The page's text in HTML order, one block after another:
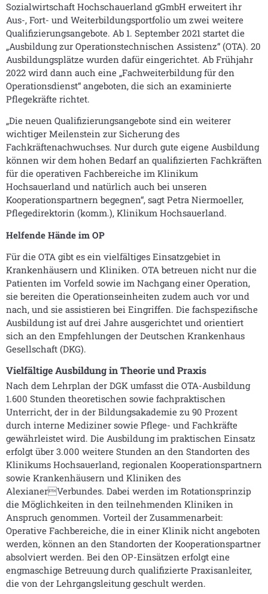
Sozialwirtschaft Hochschauerland gGmbH erweitert ihr
Aus-, Fort- und Weiterbildungsportfolio um zwei weitere
Qualifizierungsangebote. Ab 1. September 2021 startet die
„Ausbildung zur Operationstechnischen Assistenz“ (OTA). 20
Ausbildungsplätze wurden dafür eingerichtet. Ab Frühjahr
2022 wird dann auch eine „Fachweiterbildung für den
Operationsdienst“ angeboten, die sich an examinierte
Pflegekräfte richtet.
„Die neuen Qualifizierungsangebote sind ein weiterer
wichtiger Meilenstein zur Sicherung des
Fachkräftenachwuchses. Nur durch gute eigene Ausbildung
können wir dem hohen Bedarf an qualifizierten Fachkräften
für die operativen Fachbereiche im Klinikum
Hochsauerland und natürlich auch bei unseren
Kooperationspartnern begegnen“, sagt Petra Niermoeller,
Pflegedirektorin (komm.), Klinikum Hochsauerland.
Helfende Hände im OP
Für die OTA gibt es ein vielfältiges Einsatzgebiet in
Krankenhäusern und Kliniken. OTA betreuen nicht nur die
Patienten im Vorfeld sowie im Nachgang einer Operation,
sie bereiten die Operationseinheiten zudem auch vor und
nach, und sie assistieren bei Eingriffen. Die fachspezifische
Ausbildung ist auf drei Jahre ausgerichtet und orientiert
sich an den Empfehlungen der Deutschen Krankenhaus
Gesellschaft (DKG).
Vielfältige Ausbildung in Theorie und Praxis
Nach dem Lehrplan der DGK umfasst die OTA-Ausbildung
1.600 Stunden theoretischen sowie fachpraktischen
Unterricht, der in der Bildungsakademie zu 90 Prozent
durch interne Mediziner sowie Pflege- und Fachkräfte
gewährleistet wird. Die Ausbildung im praktischen Einsatz
erfolgt über 3.000 weitere Stunden an den Standorten des
Klinikums Hochsauerland, regionalen Kooperationspartnern
sowie Krankenhäusern und Kliniken des
AlexianerVerbundes. Dabei werden im Rotationsprinzip
die Möglichkeiten in den teilnehmenden Kliniken in
Anspruch genommen. Vorteil der Zusammenarbeit:
Operative Fachbereiche, die in einer Klinik nicht angeboten
werden, können an den Standorten der Kooperationspartner
absolviert werden. Bei den OP-Einsätzen erfolgt eine
engmaschige Betreuung durch qualifizierte Praxisanleiter,
die von der Lehrgangsleitung geschult werden.